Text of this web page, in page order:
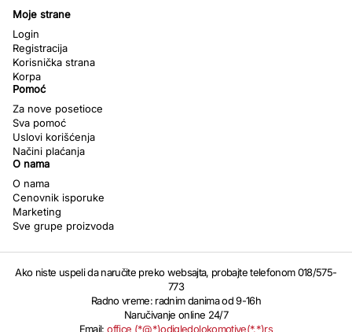
Moje strane
Login
Registracija
Korisnička strana
Korpa
Pomoć
Za nove posetioce
Sva pomoć
Uslovi korišćenja
Načini plaćanja
O nama
O nama
Cenovnik isporuke
Marketing
Sve grupe proizvoda
Ako niste uspeli da naručite preko websajta, probajte telefonom 018/575-
773
Radno vreme: radnim danima od 9-16h
Naručivanje online 24/7
Email:office (*@*)odigledolokomotive(*.*)rs